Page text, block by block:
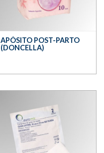
APÓSITO POST-PARTO
(DONCELLA)